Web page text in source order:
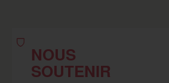
NOUS
SOUTENIR